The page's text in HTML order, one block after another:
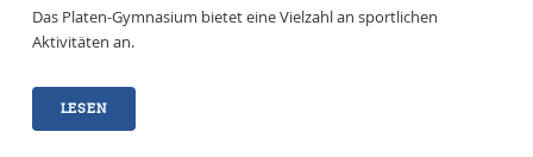
Das Platen-Gymnasium bietet eine Vielzahl an sportlichen
Aktivitäten an.
LESEN